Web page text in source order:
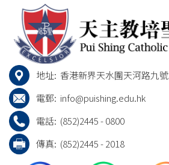
地址: 香港新界天水圍天河路九號
電郵: info@puishing.edu.hk
電話: (852)2445 - 0800
傳真: (852)2445 - 2018